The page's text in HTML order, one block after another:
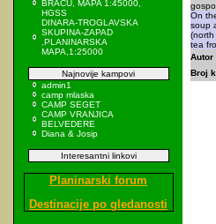
BRAČU, MAPA 1:45000,
HGSS
DINARA-TROGLAVSKA
SKUPINA-ZAPAD
,PLANINARSKA
MAPA,1:25000
Najnovije kampovi
admin1
camp mlaska
CAMP SEGET
CAMP VRANJICA
BELVEDERE
Diana & Josip
Interesantni linkovi
Planinarski forum
Destinacije po gledanosti
On
soup
(north
tea
Autor
Broj